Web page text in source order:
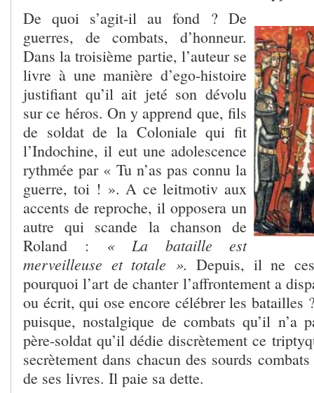
De quoi s’agit-il au fond ? De
guerres, de combats, d’honneur.
Dans la troisième partie, l’auteur se
livre à une manière d’ego-histoire
justifiant qu’il ait jeté son dévolu
sur ce héros. On y apprend que, fils
de soldat de la Coloniale qui fit
l’Indochine, il eut une adolescence
rythmée par « Tu n’as pas connu la
guerre, toi ! ». A ce leitmotiv aux
accents de reproche, il opposera un
autre qui scande la chanson de
Roland :
« La bataille est
merveilleuse et totale ». Depuis, il ne
pourquoi l’art de chanter l’affrontement a
ou écrit, qui ose encore célébrer les batailles
puisque, nostalgique de combats qu’il n’a
père-soldat qu’il dédie discrètement ce
secrètement dans chacun des sourds
de ses livres. Il paie sa dette.